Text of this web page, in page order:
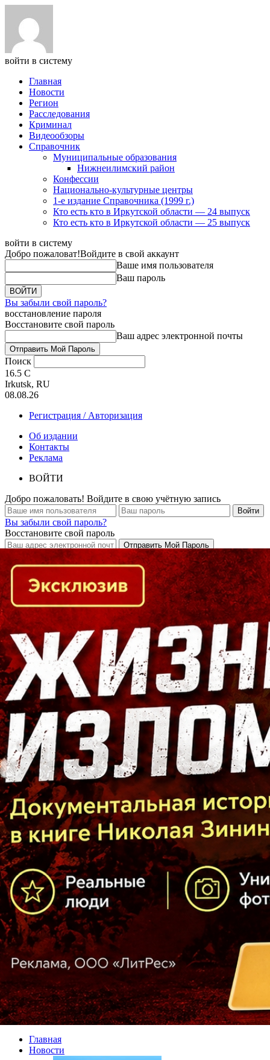
войти в систему
Главная
Новости
Регион
Расследования
Криминал
Видеообзоры
Справочник
Муниципальные образования
Нижнеилимский район
Конфессии
Национально-культурные центры
1-е издание Справочника (1999 г.)
Кто есть кто в Иркутской области — 24 выпуск
Кто есть кто в Иркутской области — 25 выпуск
войти в систему
Добро пожаловат!Войдите в свой аккаунт
Ваше имя пользователя
Ваш пароль
Вы забыли свой пароль?
восстановление пароля
Восстановите свой пароль
Ваш адрес электронной почты
Поиск
16.5 C
Irkutsk, RU
08.08.26
Регистрация / Авторизация
Об издании
Контакты
Реклама
ВОЙТИ
Добро пожаловать! Войдите в свою учётную запись
Вы забыли свой пароль?
Восстановите свой пароль
Кто есть кто в Байкальском регионе
Главная
Новости